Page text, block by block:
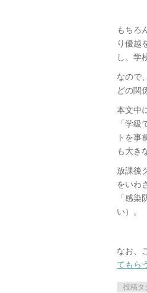
もちろ
り優越
し、学
なので
どの関
本文中
「学
トを事
も大き
放課後
をいわ
「感
い）。
なお、
てもら
投稿タ